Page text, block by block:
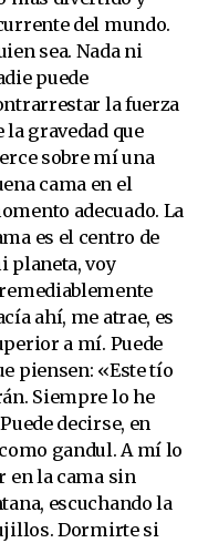
del mundo.
sea. Nada ni
puede
la fuerza
la gravedad que
sobre mí una
cama en el
adecuado. La
es el centro de
planeta, voy
ahí, me atrae, es
a mí. Puede
piensen: «Este tío
Siempre lo he
decirse, en
gandul. A mí lo
en la cama sin
escuchando la
Dormirte si